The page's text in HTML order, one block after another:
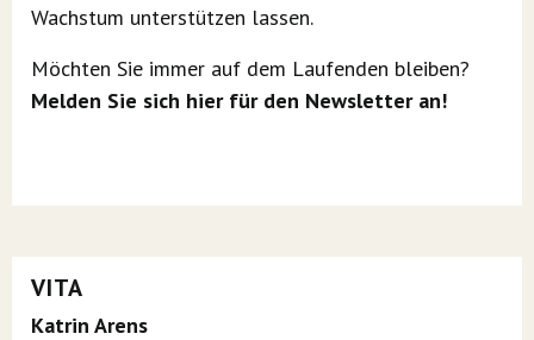
Wachstum unterstützen lassen.
Möchten Sie immer auf dem Laufenden bleiben?
Melden Sie sich hier für den Newsletter an!
VITA
Katrin Arens